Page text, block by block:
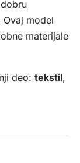
model
materijale
deo: tekstil,